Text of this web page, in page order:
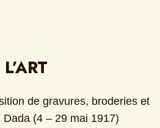
de gravures, broderies et
(4 – 29 mai 1917)